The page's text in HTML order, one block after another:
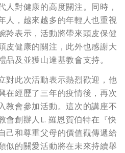
人對健康的高度關注。同時，
人，越來越多的年輕人也重視
羚表示，活動將帶來頭皮保健
皮健康的關注，此外也感謝大
及並獲山達基教會支持。
對此次活動表示熱烈歡迎，他
在經歷了三年的疫情後，再次
教會參加活動。這次的講座不
會創辦人L. 羅恩賀伯特在『快
己和尊重父母的價值觀傳遞給
似的關愛活動將在未來持續舉